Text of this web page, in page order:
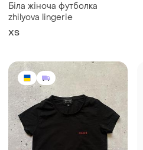
Біла жіноча футболка
zhilyova lingerie
ХS